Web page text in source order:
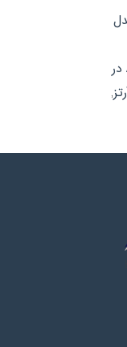
مدل ARIMA در
,